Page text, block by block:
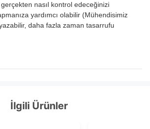
nasıl kontrol edeceğinizi
yardımcı olabilir (Mühendisimiz
daha fazla zaman tasarrufu
İlgili Ürünler